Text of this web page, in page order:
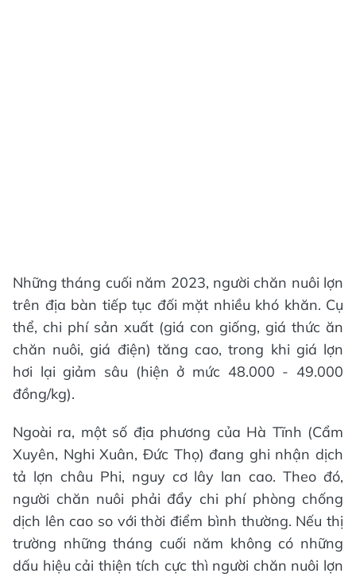
Những tháng cuối năm 2023, người chăn nuôi lợn
trên địa bàn tiếp tục đối mặt nhiều khó khăn. Cụ
thể, chi phí sản xuất (giá con giống, giá thức ăn
chăn nuôi, giá điện) tăng cao, trong khi giá lợn
hơi lại giảm sâu (hiện ở mức 48.000 - 49.000
đồng/kg).
Ngoài ra, một số địa phương của Hà Tĩnh (Cẩm
Xuyên, Nghi Xuân, Đức Thọ) đang ghi nhận dịch
tả lợn châu Phi, nguy cơ lây lan cao. Theo đó,
người chăn nuôi phải đẩy chi phí phòng chống
dịch lên cao so với thời điểm bình thường. Nếu thị
trường những tháng cuối năm không có những
dấu hiệu cải thiện tích cực thì người chăn nuôi lợn